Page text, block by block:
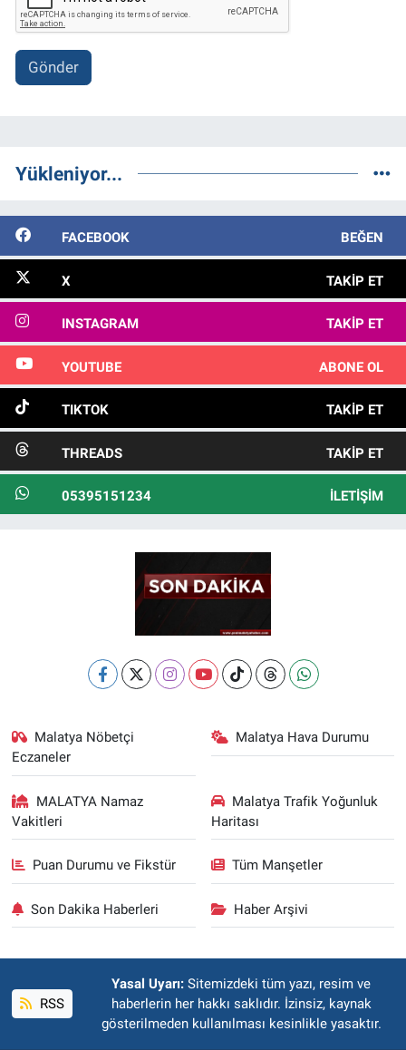
Gönder
Yükleniyor...
FACEBOOK BEĞEN
X TAKIP ET
INSTAGRAM TAKIP ET
YOUTUBE ABONE OL
TIKTOK TAKIP ET
THREADS TAKIP ET
05395151234 İLETIŞIM
Malatya Nöbetçi
Eczaneler
Malatya Hava Durumu
MALATYA Namaz
Vakitleri
Malatya Trafik Yoğunluk
Haritası
Puan Durumu ve Fikstür Tüm Manşetler
Son Dakika Haberleri Haber Arşivi
RSS
Yasal Uyarı: Sitemizdeki tüm yazı, resim ve
haberlerin her hakkı saklıdır. İzinsiz, kaynak
gösterilmeden kullanılması kesinlikle yasaktır.